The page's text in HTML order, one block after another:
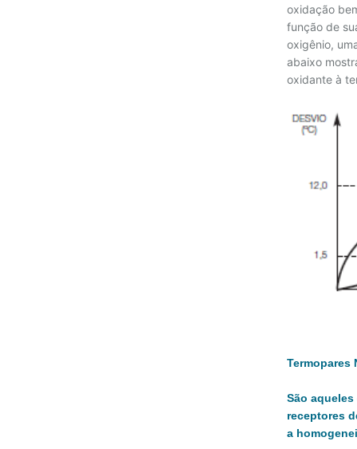
oxidação
função de
oxigênio,
abaixo
oxidante à
Termopares
São
receptores
a